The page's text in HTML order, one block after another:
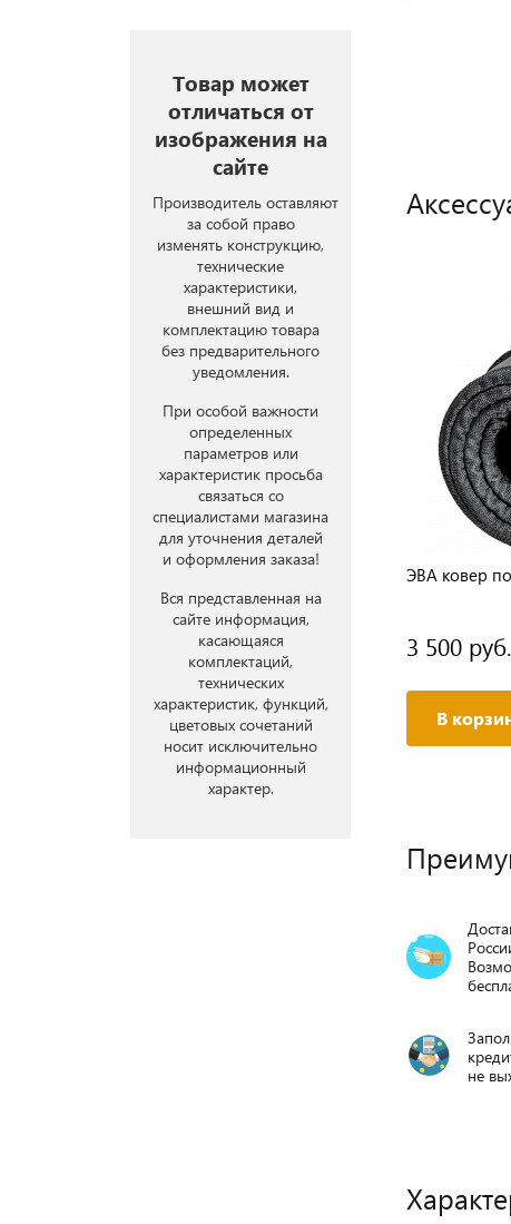
Товар может
отличаться от
изображения на
сайте
Производитель оставляют
за собой право
изменять конструкцию,
технические
характеристики,
внешний вид и
комплектацию товара
без предварительного
уведомления.
При особой важности
определенных
параметров или
характеристик просьба
связаться со
специалистами магазина
для уточнения деталей
и оформления заказа!
Вся представленная на
сайте информация,
касающаяся
комплектаций,
технических
характеристик, функций,
цветовых сочетаний
носит исключительно
информационный
характер.
ЭВА ковер
3 500 руб.
В
не